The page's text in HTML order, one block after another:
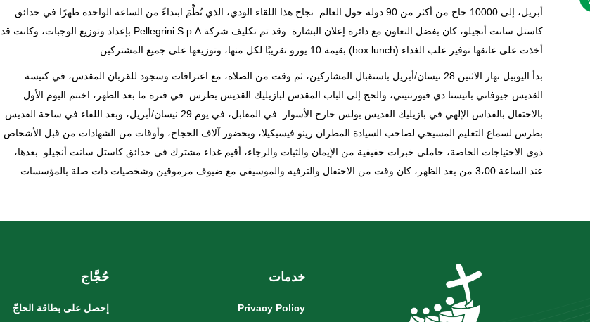
أبريل، إلى 10000 حاج من أكثر من 90 دولة حول العالم. نجاح هذا اللقاء الودي، الذي نُظِّمَ ابتداءً من الساعة الواحدة ظهرًا في حدائق
كاستل سانت أنجيلو، كان بفضل التعاون مع دائرة إعلان البشارة. وقد تم تكليف شركة Pellegrini S.p.A بإعداد وتوزيع الوجبات، وكانت قد
أخذت على عاتقها توفير علب الغداء (box lunch) بقيمة 10 يورو تقريبًا لكل منها، وتوزيعها على جميع المشتركين.
بدأ اليوبيل نهار الاثنين 28 نيسان/أبريل باستقبال المشاركين، ثم وقت من الصلاة، مع اعترافات وسجود للقربان المقدس، في كنيسة
القديس جيوفاني باتيستا دي فيورنتيني، والحج إلى الباب المقدس لبازيليك القديس بطرس. في فترة ما بعد الظهر، اختتم اليوم الأول
بالاحتفال بالقداس الإلهي في بازيليك القديس بولس خارج الأسوار. في المقابل، في يوم 29 نيسان/أبريل، وبعد اللقاء في ساحة القديس
بطرس لسماع التعليم المسيحي لصاحب السيادة المطران رينو فيسيكيلا، وبحضور آلاف الحجاج، وأوقات من الشهادات من قبل الأشخاص
ذوي الاحتياجات الخاصة، حاملي خبرات حقيقية من الإيمان والثبات والرجاء، أقيم غداء مشترك في حدائق كاستل سانت أنجيلو. بعدها،
عند الساعة 3،00 من بعد الظهر، كان وقت من الاحتفال والترفيه والموسيقى مع ضيوف مرموقين وشخصيات ذات صلة بالمؤسسات.
خدمات
Privacy Policy
حُجَّاج
إحصل على بطاقة الحاجّ